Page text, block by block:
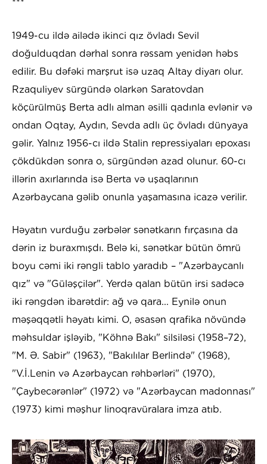
***
1949-cu ildə ailədə ikinci qız övladı Sevil
doğulduqdan dərhal sonra rəssam yenidən həbs
edilir. Bu dəfəki marşrut isə uzaq Altay diyarı olur.
Rzaquliyev sürgündə olarkən Saratovdan
köçürülmüş Berta adlı alman əsilli qadınla evlənir və
ondan Oqtay, Aydın, Sevda adlı üç övladı dünyaya
gəlir. Yalnız 1956-cı ildə Stalin repressiyaları epoxası
çökdükdən sonra o, sürgündən azad olunur. 60-cı
illərin axırlarında isə Berta və uşaqlarının
Azərbaycana gəlib onunla yaşamasına icazə verilir.
Həyatın vurduğu zərbələr sənətkarın fırçasına da
dərin iz buraxmışdı. Belə ki, sənətkar bütün ömrü
boyu cəmi iki rəngli tablo yaradıb – "Azərbaycanlı
qız" və "Güləşçilər". Yerdə qalan bütün irsi sadəcə
iki rəngdən ibarətdir: ağ və qara... Eynilə onun
məşəqqətli həyatı kimi. O, əsasən qrafika növündə
məhsuldar işləyib, "Köhnə Bakı" silsiləsi (1958–72),
"M. Ə. Sabir" (1963), "Bakılılar Berlində" (1968),
"V.İ.Lenin və Azərbaycan rəhbərləri" (1970),
"Çaybecərənlər" (1972) və "Azərbaycan madonnası"
(1973) kimi məşhur linoqravüralara imza atıb.